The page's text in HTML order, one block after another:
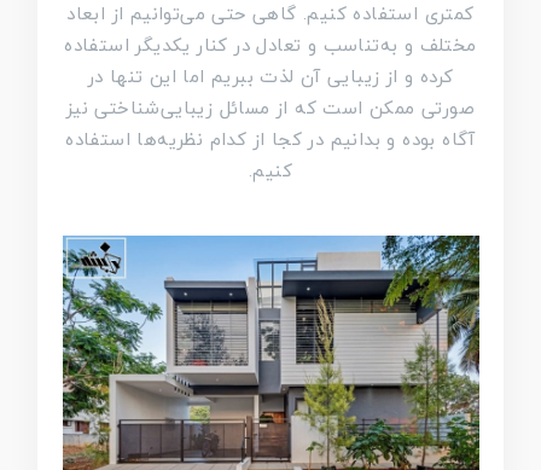
کمتری استفاده کنیم. گاهی حتی می‌توانیم از ابعاد
مختلف و به‌تناسب و تعادل در کنار یکدیگر استفاده
کرده و از زیبایی آن لذت ببریم اما این تنها در
صورتی ممکن است که از مسائل زیبایی‌شناختی نیز
آگاه بوده و بدانیم در کجا از کدام نظریه‌ها استفاده
کنیم.